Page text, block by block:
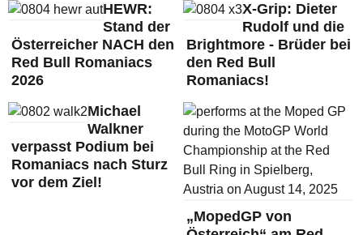
HEWR:
Stand der
Österreicher NACH den
Red Bull Romaniacs
2026
X-Grip: Dieter
Rudolf und die
Brightmore - Brüder bei
den Red Bull
Romaniacs!
Michael
Walkner
verpasst Podium bei
Romaniacs nach Sturz
vor dem Ziel!
„MopedGP von